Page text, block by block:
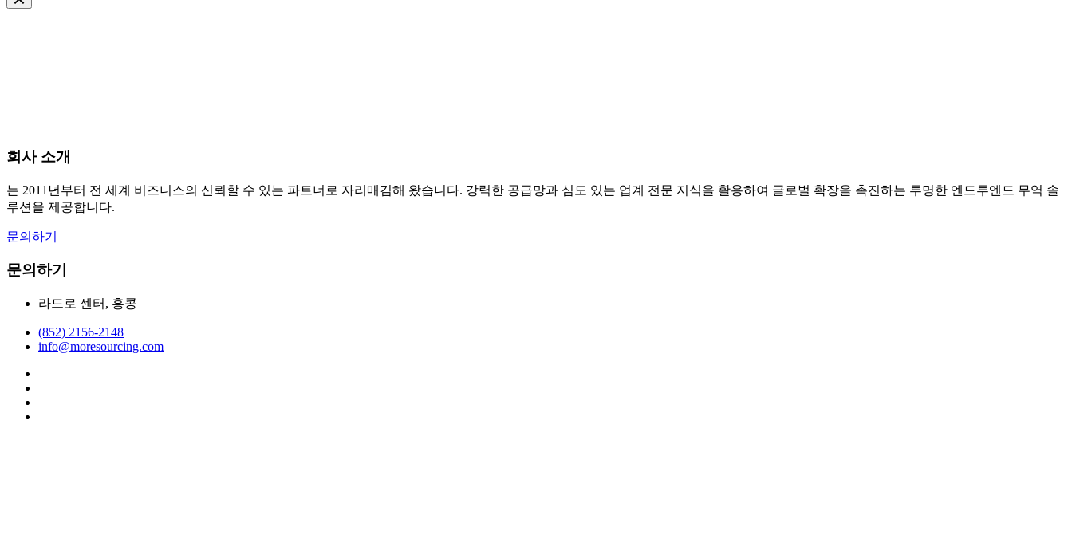
회사 소개
는 2011년부터 전 세계 비즈니스의 신뢰할 수 있는 파트너로 자리매김해 왔습니다. 강력한 공급망과 심도 있는 업계 전문 지식을 활용하여 글로벌 확장을 촉진하는 투명한 엔드투엔드 무역 솔
루션을 제공합니다.
문의하기
문의하기
라드로 센터, 홍콩
(852) 2156-2148
info@moresourcing.com